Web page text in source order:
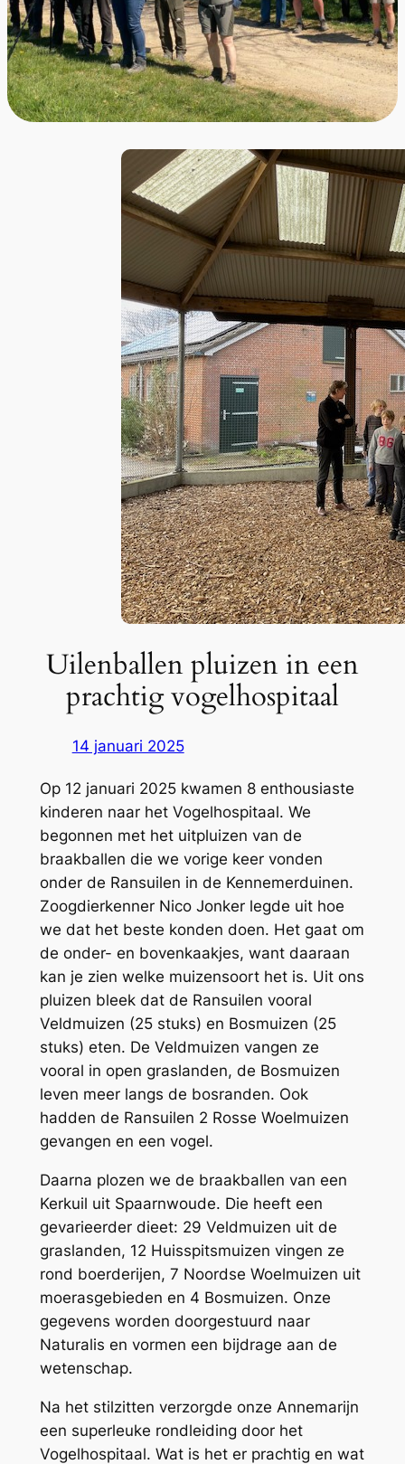
Uilenballen pluizen in een
prachtig vogelhospitaal
14 januari 2025
Op 12 januari 2025 kwamen 8 enthousiaste
kinderen naar het Vogelhospitaal. We
begonnen met het uitpluizen van de
braakballen die we vorige keer vonden
onder de Ransuilen in de Kennemerduinen.
Zoogdierkenner Nico Jonker legde uit hoe
we dat het beste konden doen. Het gaat om
de onder- en bovenkaakjes, want daaraan
kan je zien welke muizensoort het is. Uit ons
pluizen bleek dat de Ransuilen vooral
Veldmuizen (25 stuks) en Bosmuizen (25
stuks) eten. De Veldmuizen vangen ze
vooral in open graslanden, de Bosmuizen
leven meer langs de bosranden. Ook
hadden de Ransuilen 2 Rosse Woelmuizen
gevangen en een vogel.
Daarna plozen we de braakballen van een
Kerkuil uit Spaarnwoude. Die heeft een
gevarieerder dieet: 29 Veldmuizen uit de
graslanden, 12 Huisspitsmuizen vingen ze
rond boerderijen, 7 Noordse Woelmuizen uit
moerasgebieden en 4 Bosmuizen. Onze
gegevens worden doorgestuurd naar
Naturalis en vormen een bijdrage aan de
wetenschap.
Na het stilzitten verzorgde onze Annemarijn
een superleuke rondleiding door het
Vogelhospitaal. Wat is het er prachtig en wat